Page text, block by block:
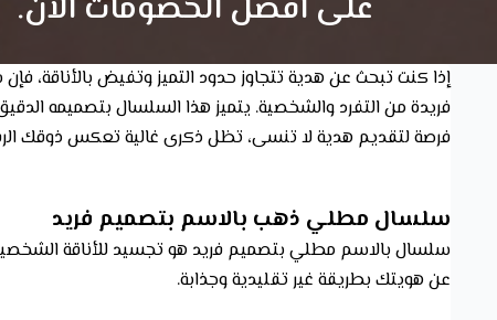
فريدة من التفرد والشخصية. يتميز هذا السلسال بتصميمه
فرصة لتقديم هدية لا تنسى، تظل ذكرى غالية تعكس ذوقك
سلسال مطلي ذهب بالاسم بتصميم فريد
سلسال بالاسم مطلي بتصميم فريد هو تجسيد للأناقة الشخصية
عن هويتك بطريقة غير تقليدية وجذابة.